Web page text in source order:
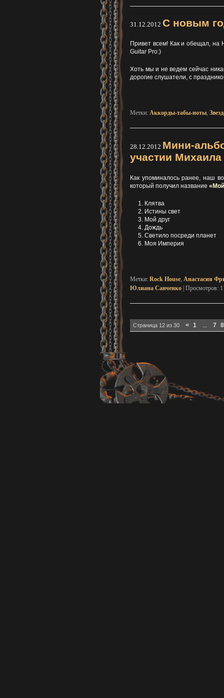
31.12.2012 С новым
Привет всем! Как и обещал, на
Guitar Pro:)
Хоть мы и не ведем сейчас
дорогие слушатели, с
Метки: Аккорды-табы-ноты,
28.12.2012 Мини-
участии
Как упоминалось ранее, наш
который получил название
Клятва
Истины свет
Мой друг
Дождь
Светило посреди планет
Моя Империя
Метки: Rock House Анастасия
Юлиана Савченко | Просмотров:
Навигация по записям
Страница 12 из 30 < 1 ... 7 8